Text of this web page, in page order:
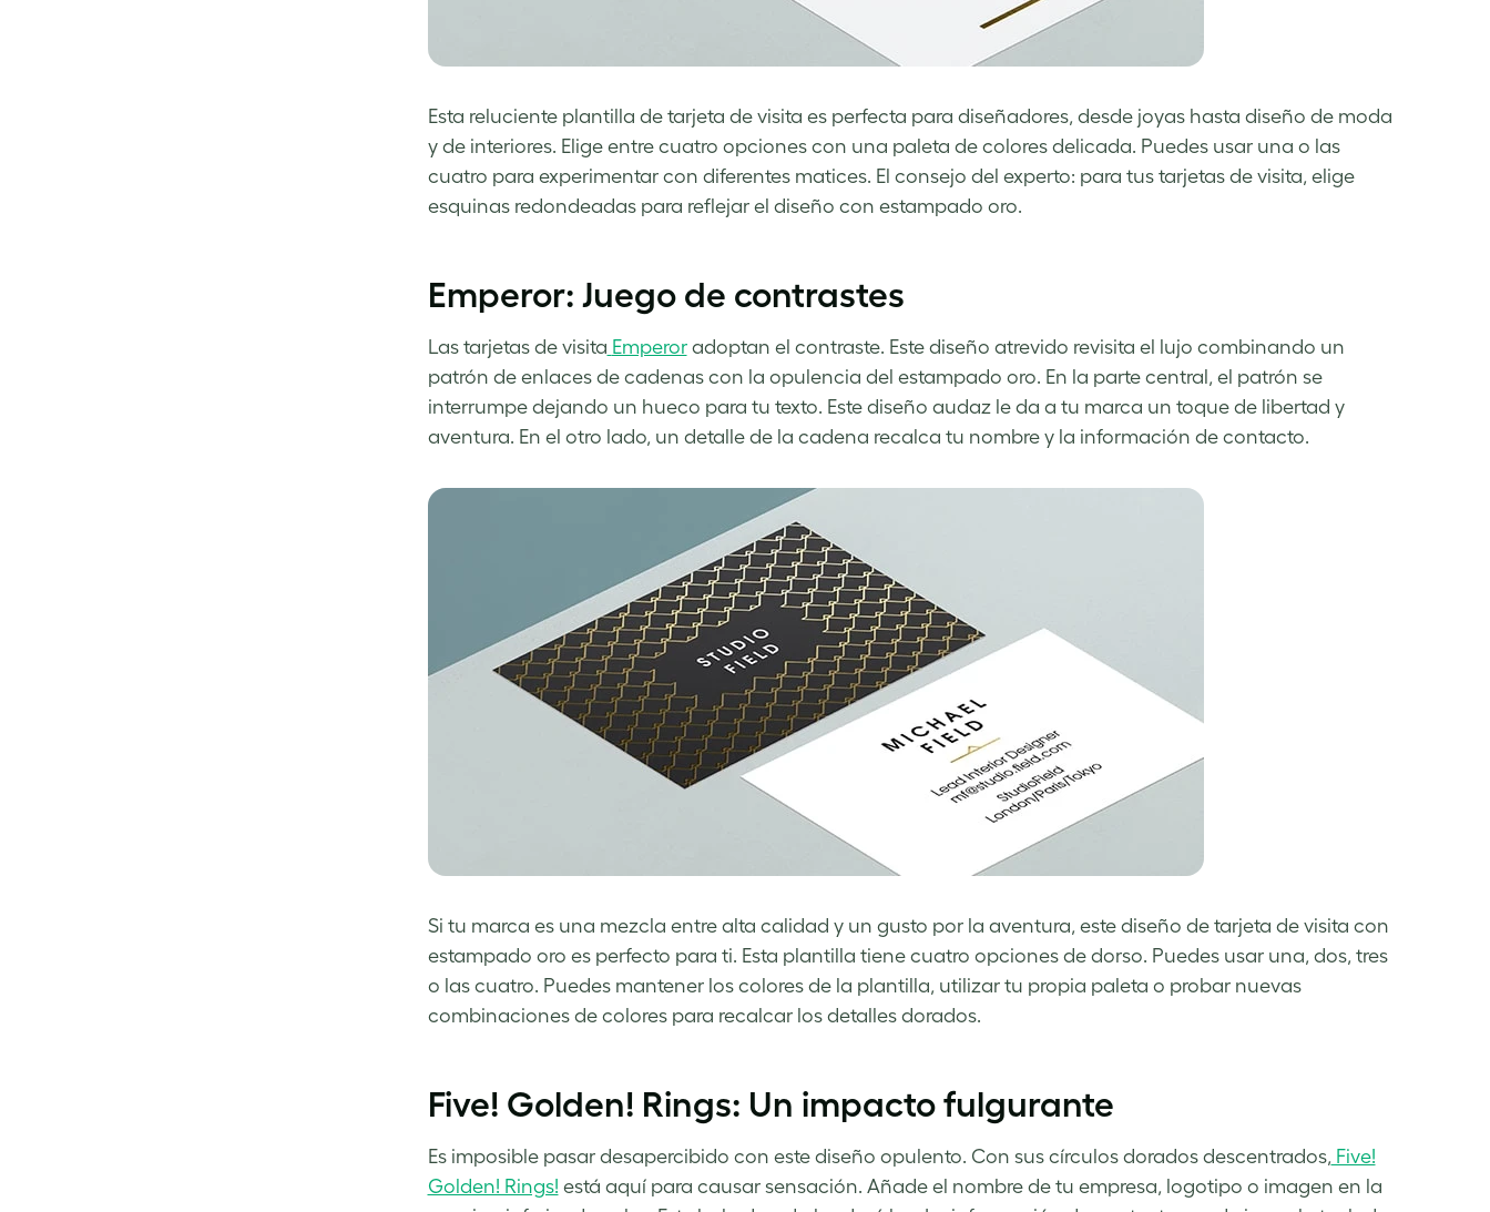
Esta reluciente plantilla de tarjeta de visita es perfecta para diseñadores, desde joyas hasta diseño de moda
y de interiores. Elige entre cuatro opciones con una paleta de colores delicada. Puedes usar una o las
cuatro para experimentar con diferentes matices. El consejo del experto: para tus tarjetas de visita, elige
esquinas redondeadas para reflejar el diseño con estampado oro.
Emperor: Juego de contrastes
Las tarjetas de visita Emperoradoptan el contraste. Este diseño atrevido revisita el lujo combinando un
patrón de enlaces de cadenas con la opulencia del estampado oro. En la parte central, el patrón se
interrumpe dejando un hueco para tu texto. Este diseño audaz le da a tu marca un toque de libertad y
aventura. En el otro lado, un detalle de la cadena recalca tu nombre y la información de contacto.
Si tu marca es una mezcla entre alta calidad y un gusto por la aventura, este diseño de tarjeta de visita con
estampado oro es perfecto para ti. Esta plantilla tiene cuatro opciones de dorso. Puedes usar una, dos, tres
o las cuatro. Puedes mantener los colores de la plantilla, utilizar tu propia paleta o probar nuevas
combinaciones de colores para recalcar los detalles dorados.
Five! Golden! Rings: Un impacto fulgurante
Es imposible pasar desapercibido con este diseño opulento. Con sus círculos dorados descentrados, Five!
Golden! Rings! está aquí para causar sensación. Añade el nombre de tu empresa, logotipo o imagen en la